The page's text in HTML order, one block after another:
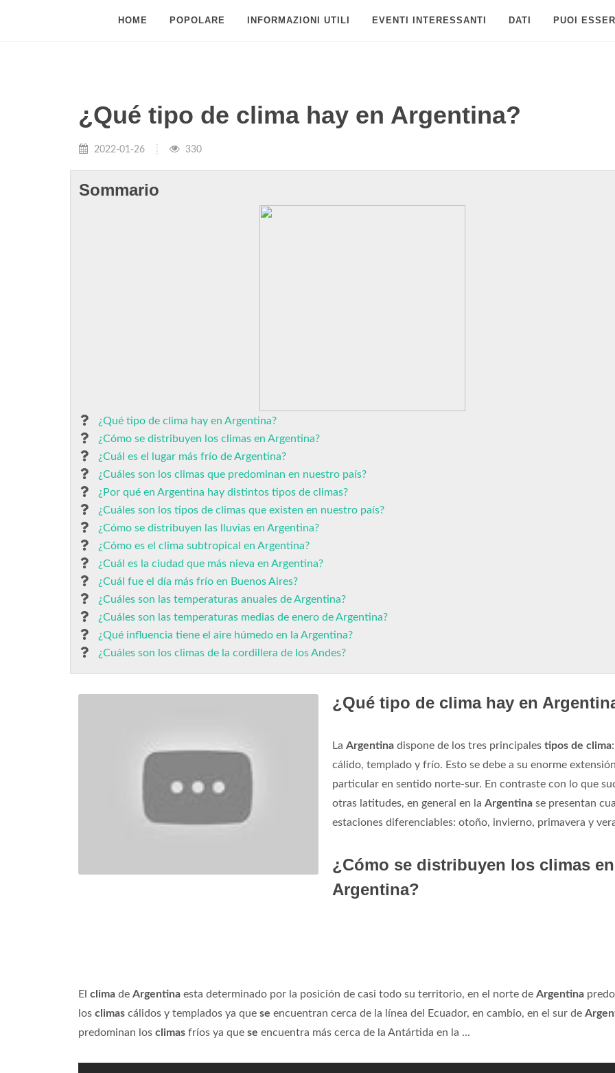
HOME POPOLARE INFORMAZIONI UTILI EVENTI INTERESSANTI DATI PUOI
¿Qué tipo de clima hay en Argentina?
2022-01-26 330
Sommario
¿Qué tipo de clima hay en Argentina?
¿Cómo se distribuyen los climas en Argentina?
¿Cuál es el lugar más frío de Argentina?
¿Cuáles son los climas que predominan en nuestro país?
¿Por qué en Argentina hay distintos tipos de climas?
¿Cuáles son los tipos de climas que existen en nuestro país?
¿Cómo se distribuyen las lluvias en Argentina?
¿Cómo es el clima subtropical en Argentina?
¿Cuál es la ciudad que más nieva en Argentina?
¿Cuál fue el día más frío en Buenos Aires?
¿Cuáles son las temperaturas anuales de Argentina?
¿Cuáles son las temperaturas medias de enero de Argentina?
¿Qué influencia tiene el aire húmedo en la Argentina?
¿Cuáles son los climas de la cordillera de los Andes?
¿Qué tipo de clima hay en
La Argentina dispone de los tres principales tipos de clima:
cálido, templado y frío. Esto se debe a su enorme
particular en sentido norte-sur. En contraste con lo que
otras latitudes, en general en la Argentina se presentan
estaciones diferenciables: otoño, invierno, primavera y
¿Cómo se distribuyen los climas en
Argentina?
El clima de Argentina esta determinado por la posición de casi todo su territorio, en el norte de Argentina
los climas cálidos y templados ya que se encuentran cerca de la línea del Ecuador, en cambio, en el sur de
predominan los climas fríos ya que se encuentra más cerca de la Antártida​ en la ...